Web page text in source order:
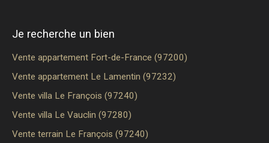
Je recherche un bien
Vente appartement Fort-de-France (97200)
Vente appartement Le Lamentin (97232)
Vente villa Le François (97240)
Vente villa Le Vauclin (97280)
Vente terrain Le François (97240)